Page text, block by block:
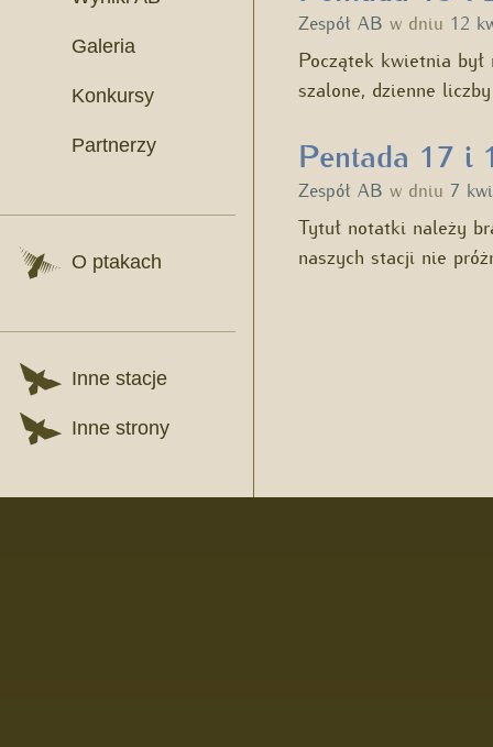
Galeria
Konkursy
Partnerzy
O ptakach
Inne stacje
Inne strony
Zespół AB w dniu 12
Początek kwietnia
szalone, dzienne
Pentada 17 i
Zespół AB w dniu 7
Tytuł notatki należy
naszych stacji nie